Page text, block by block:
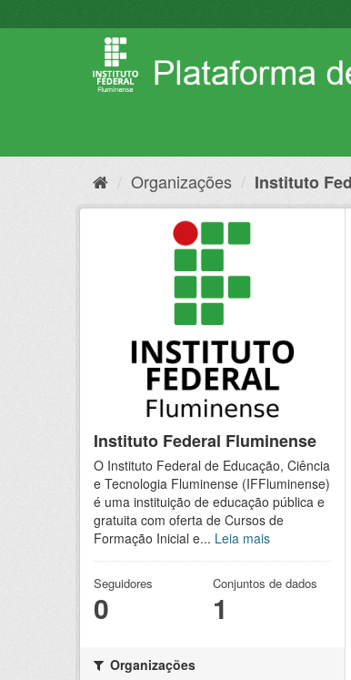
para
Organizações Instituto
Instituto Federal Fluminense
O Instituto Federal de Educação, Ciência
e Tecnologia Fluminense (IFFluminense)
é uma instituição de educação pública e
gratuita com oferta de Cursos de
Formação Inicial e... Leia mais
Seguidores
0
Conjuntos de dados
1
Organizações